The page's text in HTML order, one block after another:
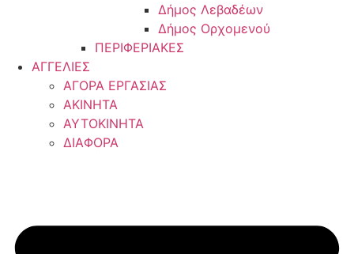
Δήμος Λεβαδέων
Δήμος Ορχομενού
ΠΕΡΙΦΕΡΙΑΚΕΣ
ΑΓΓΕΛΙΕΣ
ΑΓΟΡΑ ΕΡΓΑΣΙΑΣ
ΑΚΙΝΗΤΑ
ΑΥΤΟΚΙΝΗΤΑ
ΔΙΑΦΟΡΑ